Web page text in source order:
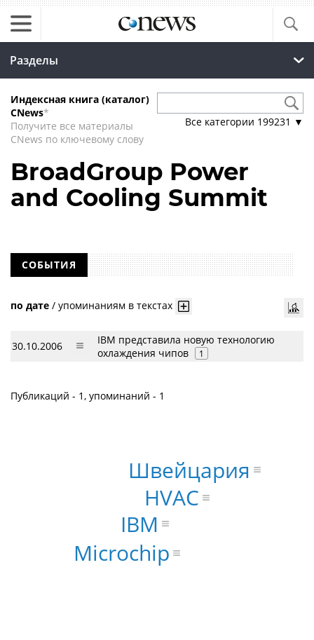
Разделы
Индексная книга (каталог)
CNews*
Получите все материалы
CNews по ключевому слову
Все категории 199231 ▼
BroadGroup Power
and Cooling Summit
СОБЫТИЯ
по дате / упоминаниям в текстах
30.10.2006
IBM представила новую технологию
охлаждения чипов
1
Публикаций - 1, упоминаний - 1
IBM
HVAC
Microchip
Швейцария